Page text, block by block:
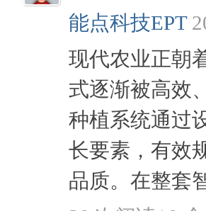
能点科技EPT
现代农业正朝
式逐渐被高效
种植系统通过
长要素，有效
品质。在整套